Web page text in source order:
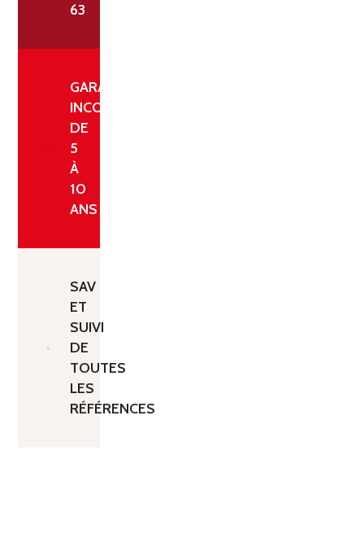
63
GARANTIE
INCONDITIONNELLE
DE
5
À
10
ANS
SAV
ET
SUIVI
DE
TOUTES
LES
RÉFÉRENCES